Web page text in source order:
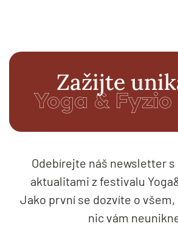
Zažijte
Yoga & Fyzio
Odebírejte náš newsletter
aktualitami z festivalu
Jako první se dozvíte o všem,
nic vám